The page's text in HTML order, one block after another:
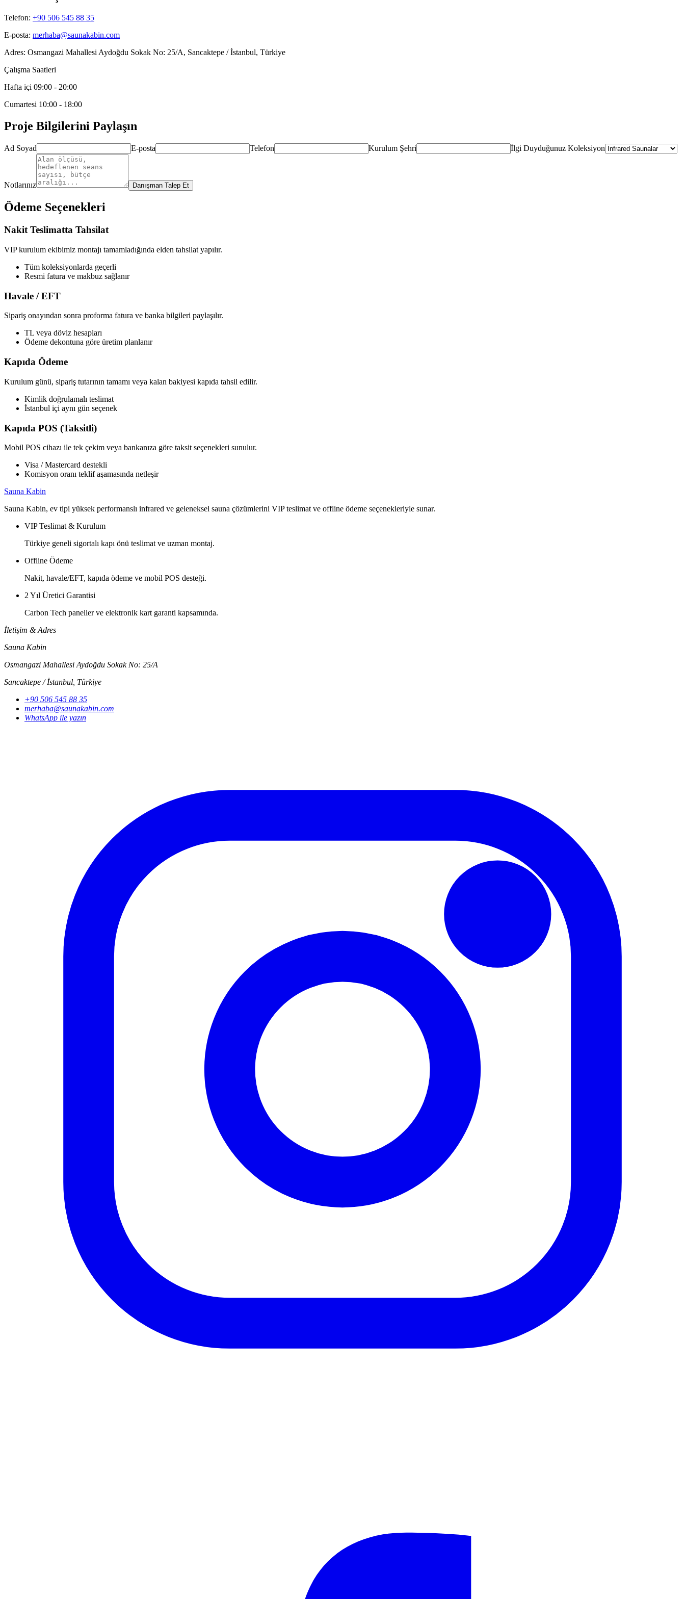
Telefon: +90 506 545 88 35
E-posta: merhaba@saunakabin.com
Adres: Osmangazi Mahallesi Aydoğdu Sokak No: 25/A, Sancaktepe / İstanbul, Türkiye
Çalışma Saatleri
Hafta içi 09:00 - 20:00
Cumartesi 10:00 - 18:00
Proje Bilgilerini Paylaşın
Ad Soyad E-posta Telefon Kurulum Şehri İlgi Duyduğunuz Koleksiyon
Notlarınız Danışman Talep Et
Ödeme Seçenekleri
Nakit Teslimatta Tahsilat
VIP kurulum ekibimiz montajı tamamladığında elden tahsilat yapılır.
Tüm koleksiyonlarda geçerli
Resmi fatura ve makbuz sağlanır
Havale / EFT
Sipariş onayından sonra proforma fatura ve banka bilgileri paylaşılır.
TL veya döviz hesapları
Ödeme dekontuna göre üretim planlanır
Kapıda Ödeme
Kurulum günü, sipariş tutarının tamamı veya kalan bakiyesi kapıda tahsil edilir.
Kimlik doğrulamalı teslimat
İstanbul içi aynı gün seçenek
Kapıda POS (Taksitli)
Mobil POS cihazı ile tek çekim veya bankanıza göre taksit seçenekleri sunulur.
Visa / Mastercard destekli
Komisyon oranı teklif aşamasında netleşir
Sauna Kabin
Sauna Kabin, ev tipi yüksek performanslı infrared ve geleneksel sauna çözümlerini VIP teslimat ve offline ödeme seçenekleriyle sunar.
VIP Teslimat & Kurulum
Türkiye geneli sigortalı kapı önü teslimat ve uzman montaj.
Offline Ödeme
Nakit, havale/EFT, kapıda ödeme ve mobil POS desteği.
2 Yıl Üretici Garantisi
Carbon Tech paneller ve elektronik kart garanti kapsamında.
İletişim & Adres
Sauna Kabin
Osmangazi Mahallesi Aydoğdu Sokak No: 25/A
Sancaktepe / İstanbul Türkiye
+90 506 545 88 35
merhaba@saunakabin.com
WhatsApp ile yazın